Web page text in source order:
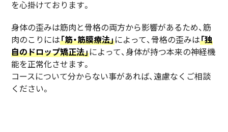
を心掛けております。
身体の歪みは筋肉と骨格の両方から影響があるため、筋
肉のこりには「筋・筋膜療法」によって、骨格の歪みは「独
自のドロップ矯正法」によって、身体が持つ本来の神経機
能を正常化させます。
コースについて分からない事があれば、遠慮なくご相談
ください。